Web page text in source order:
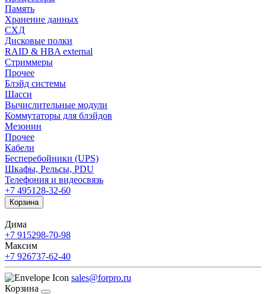
Память
Хранение данных
СХД
Дисковые полки
RAID & HBA external
Стриммеры
Прочее
Блэйд системы
Шасси
Вычислительные модули
Коммутаторы для блэйдов
Мезонин
Прочее
Кабели
Бесперебойники (UPS)
Шкафы, Рельсы, PDU
Телефония и видеосвязь
+7 495128-32-60
Корзина
Дима
+7 915298-70-98
Максим
+7 926737-62-40
sales@forpro.ru
Корзина